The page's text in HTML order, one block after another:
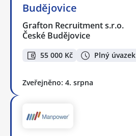
Budějovice
Grafton Recruitment s.r.o.
České Budějovice
55 000 Kč Plný úvazek
Zveřejněno: 4. srpna